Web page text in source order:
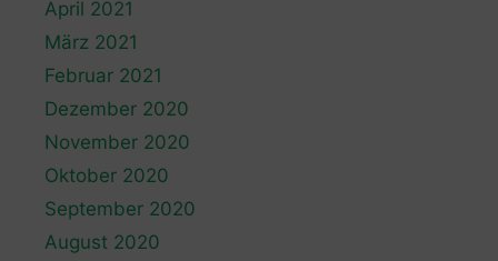
April 2021
März 2021
Februar 2021
Dezember 2020
November 2020
Oktober 2020
September 2020
August 2020